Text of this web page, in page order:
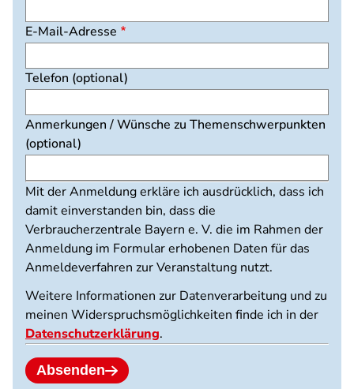
E-Mail-Adresse
Telefon (optional)
Anmerkungen / Wünsche zu Themenschwerpunkten
(optional)
Mit der Anmeldung erkläre ich ausdrücklich, dass ich
damit einverstanden bin, dass die
Verbraucherzentrale Bayern e. V. die im Rahmen der
Anmeldung im Formular erhobenen Daten für das
Anmeldeverfahren zur Veranstaltung nutzt.
Weitere Informationen zur Datenverarbeitung und zu
meinen Widerspruchsmöglichkeiten finde ich in der
Datenschutzerklärung.
Absenden